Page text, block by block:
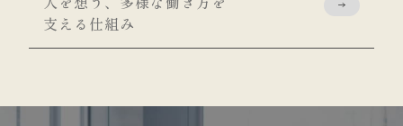
支える仕組み